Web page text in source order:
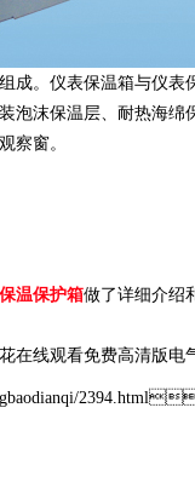
。仪表保温箱与
泡沫保温层、耐热
窗。
温保护箱做了详细介绍和
线观看免费高清版电气